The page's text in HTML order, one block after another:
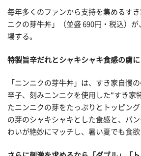
毎年多くのファンから支持を集めるす
ニクの芽牛丼」（並盛 690円・税込）
場する。
特製旨辛だれとシャキシャキ食感の虜に
「ニンニクの芽牛丼」は、すき家自慢
辛子、刻みニンニクを使用した“すき家
たニンニクの芽をたっぷりとトッピン
の芽のシャキシャキとした食感と、パ
わいが絶妙にマッチし、暑い夏でも食欲